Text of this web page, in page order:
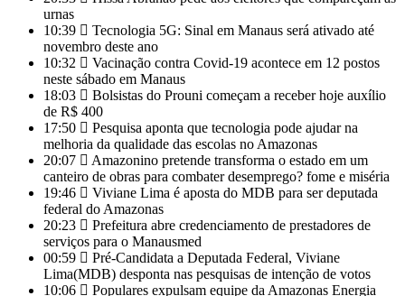
urnas
10:39
Tecnologia 5G: Sinal em Manaus será ativado até
novembro deste ano
10:32
Vacinação contra Covid-19 acontece em 12 postos
neste sábado em Manaus
18:03
Bolsistas do Prouni começam a receber hoje auxílio
de R$ 400
17:50
Pesquisa aponta que tecnologia pode ajudar na
melhoria da qualidade das escolas no Amazonas
20:07
Amazonino pretende transforma o estado em um
canteiro de obras para combater desemprego? fome e miséria
19:46
Viviane Lima é aposta do MDB para ser deputada
federal do Amazonas
20:23
Prefeitura abre credenciamento de prestadores de
serviços para o Manausmed
00:59
Pré-Candidata a Deputada Federal, Viviane
Lima(MDB) desponta nas pesquisas de intenção de votos
10:06
Populares expulsam equipe da Amazonas Energia